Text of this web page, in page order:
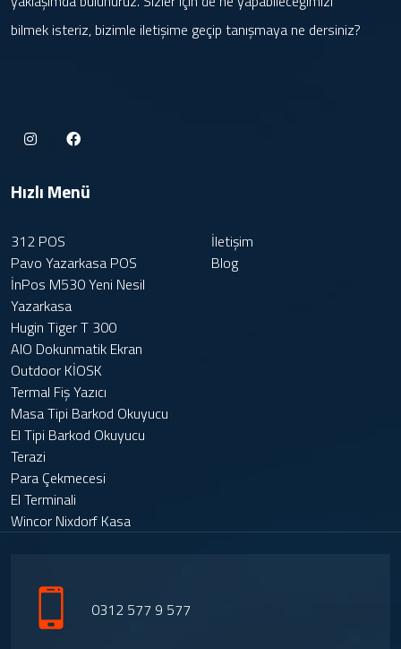
bilmek isteriz, bizimle iletişime geçip tanışmaya ne dersiniz?
Hızlı Menü
312 POS
Pavo Yazarkasa POS
İnPos M530 Yeni Nesil
Yazarkasa
Hugin Tiger T 300
AIO Dokunmatik Ekran
Outdoor KİOSK
Termal Fiş Yazıcı
Masa Tipi Barkod Okuyucu
El Tipi Barkod Okuyucu
Terazi
Para Çekmecesi
El Terminali
Wincor Nixdorf Kasa
İletişim
Blog
0312 577 9 577